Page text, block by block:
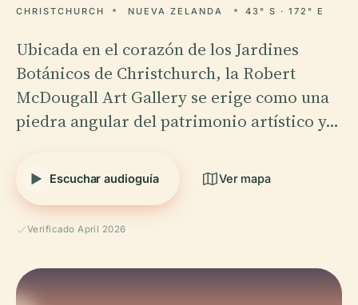
CHRISTCHURCH NUEVA ZELANDA 43° S · 172° E
Ubicada en el corazón de los Jardines
Botánicos de Christchurch, la Robert
McDougall Art Gallery se erige como una
piedra angular del patrimonio artístico y…
Escuchar audioguía Ver mapa
Verificado April 2026